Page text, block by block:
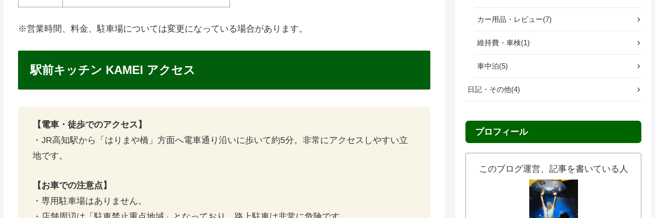
※営業時間、料金、駐車場については変更になっている場合があります。
駅前キッチン KAMEI アクセス
【電車・徒歩でのアクセス】
・JR高知駅から「はりまや橋」方面へ電車通り沿いに歩いて約5分。非常にアクセスしやすい立
地です。
【お車での注意点】
・専用駐車場はありません。
カー用品・レビュー 7
維持費・車検 1
車中泊 5
日記・その他 4
プロフィール
このブログ運営、記事を書いている人